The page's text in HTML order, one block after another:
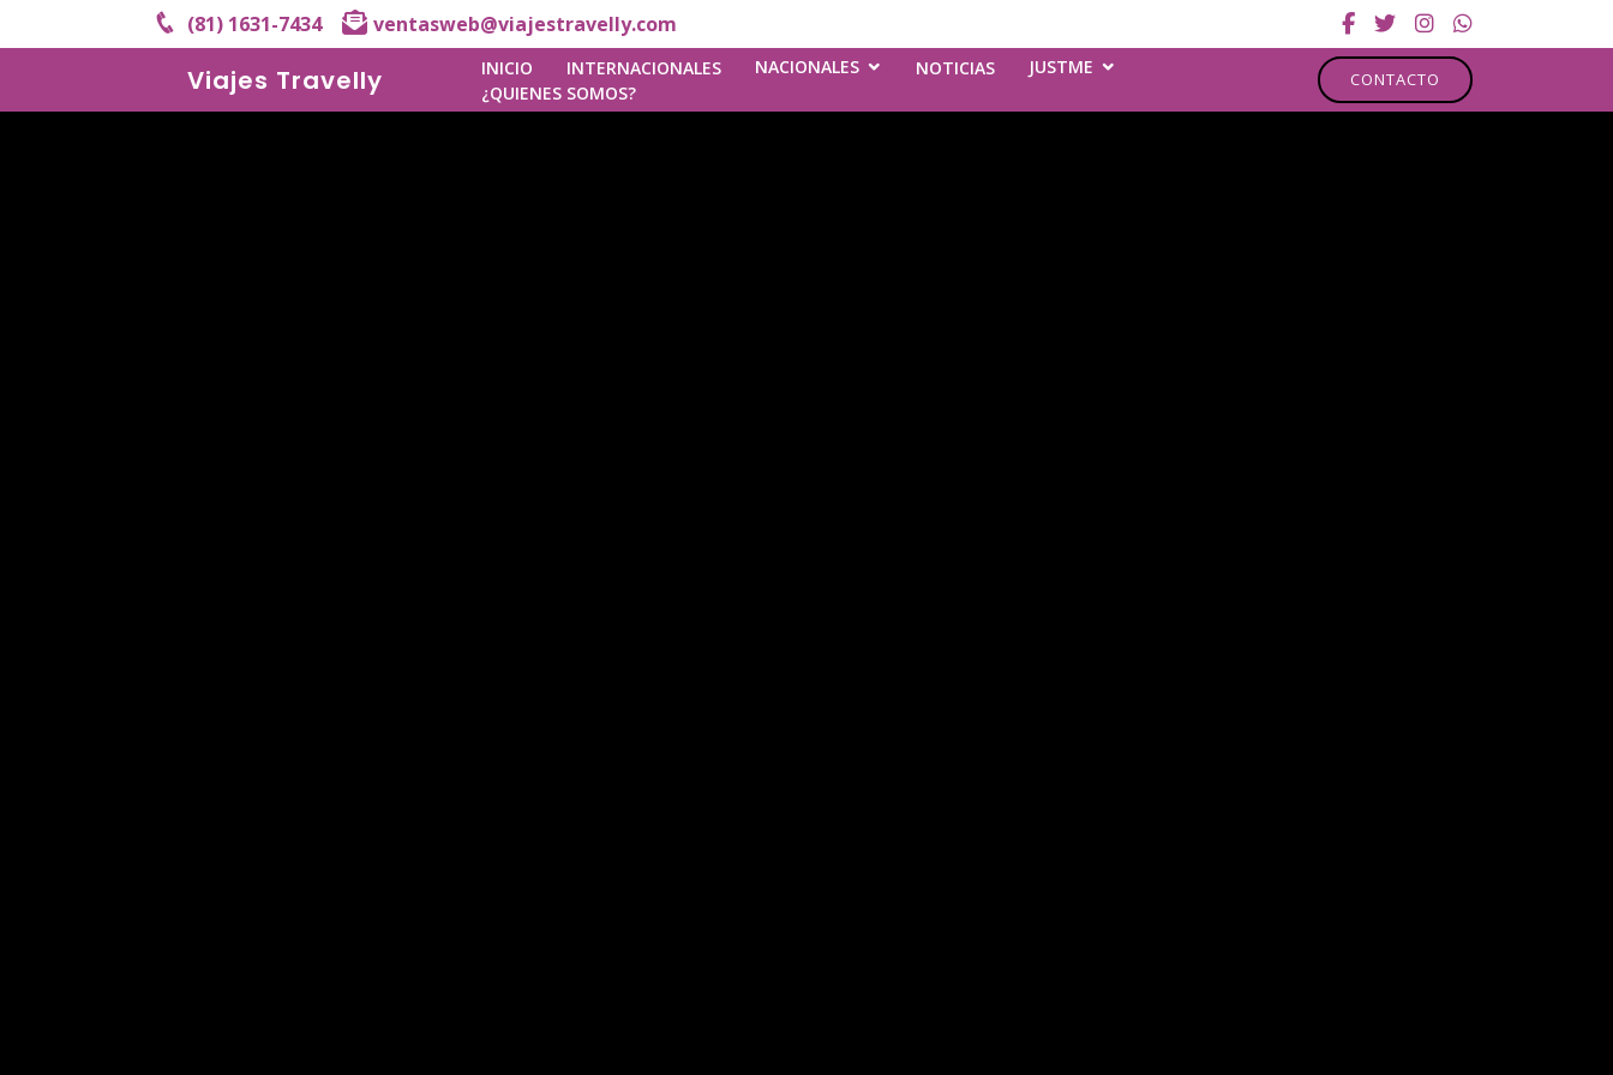
(81) 1631-7434 ventasweb@viajestravelly.com
Viajes Travelly INICIO INTERNACIONALES NACIONALES NOTICIAS
JUSTME
¿QUIENES SOMOS?
CONTACTO